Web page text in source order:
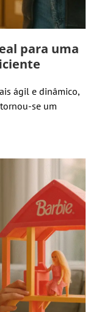
para uma
ágil e dinâmico,
se um